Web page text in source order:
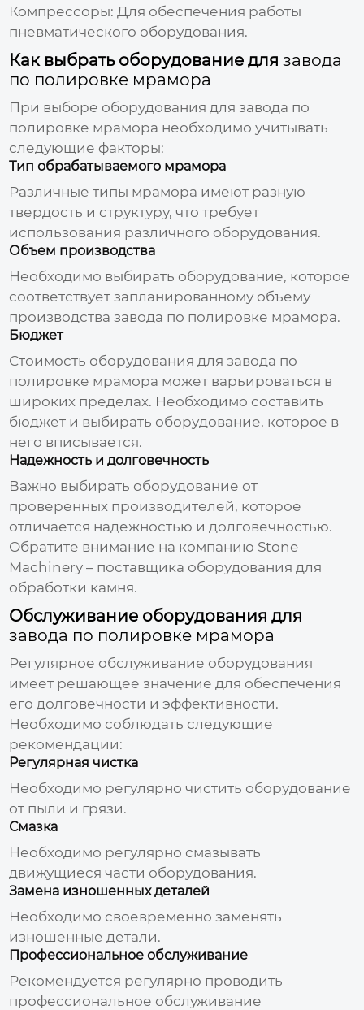
Компрессоры: Для обеспечения работы
пневматического оборудования.
Как выбрать оборудование длязавода
по полировке мрамора
При выборе оборудования длязавода по
полировке мрамора необходимо учитывать
следующие факторы:
Тип обрабатываемого мрамора
Различные типы мрамора имеют разную
твердость и структуру, что требует
использования различного оборудования.
Объем производства
Необходимо выбирать оборудование, которое
соответствует запланированному объему
производствазавода по полировке мрамора.
Бюджет
Стоимость оборудования длязавода по
полировке мрамора может варьироваться в
широких пределах. Необходимо составить
бюджет и выбирать оборудование, которое в
него вписывается.
Надежность и долговечность
Важно выбирать оборудование от
проверенных производителей, которое
отличается надежностью и долговечностью.
Обратите внимание на компанию Stone
Machinery – поставщика оборудования для
обработки камня.
Обслуживание оборудования для
завода по полировке мрамора
Регулярное обслуживание оборудования
имеет решающее значение для обеспечения
его долговечности и эффективности.
Необходимо соблюдать следующие
рекомендации:
Регулярная чистка
Необходимо регулярно чистить оборудование
от пыли и грязи.
Смазка
Необходимо регулярно смазывать
движущиеся части оборудования.
Замена изношенных деталей
Необходимо своевременно заменять
изношенные детали.
Профессиональное обслуживание
Рекомендуется регулярно проводить
профессиональное обслуживание